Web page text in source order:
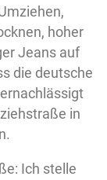
hoher
Jeans auf
die deutsche
in
Ich stelle